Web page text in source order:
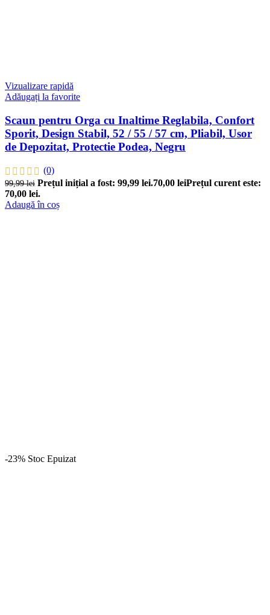
Vizualizare rapidă
Adăugați la favorite
Scaun pentru Orga cu Inaltime Reglabila, Confort
Sporit, Design Stabil, 52 / 55 / 57 cm, Pliabil, Usor
de Depozitat, Protectie Podea, Negru
(0)
99,99lei Prețul inițial a fost: 99,99 lei.70,00 leiPrețul curent este:
70,00 lei.
Adaugă în coș
-23% Stoc Epuizat